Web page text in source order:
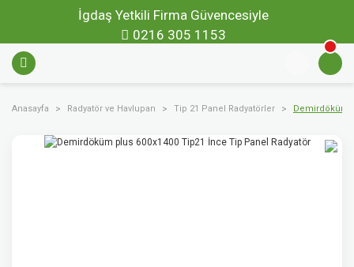
İgdaş Yetkili Firma Güvencesiyle
0216 305 1153
Anasayfa Radyatör ve Havlupan Tip 21 Panel Radyatörler Demirdöküm